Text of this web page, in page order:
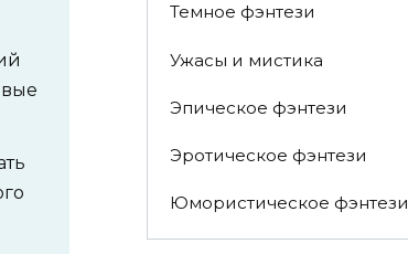
Темное фэнтези
Ужасы и мистика
Эпическое фэнтези
Эротическое фэнтези
Юмористическое фэнтези